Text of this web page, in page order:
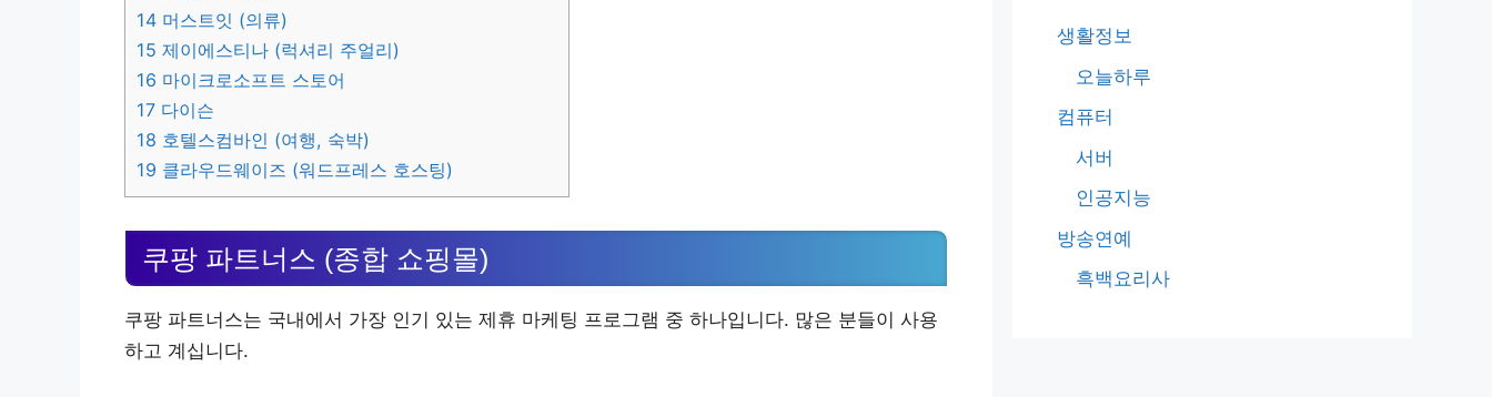
14 머스트잇 (의류)
15 제이에스티나 (럭셔리 주얼리)
16 마이크로소프트 스토어
17 다이슨
18 호텔스컴바인 (여행, 숙박)
19 클라우드웨이즈 (워드프레스 호스팅)
쿠팡 파트너스 (종합 쇼핑몰)
쿠팡 파트너스는 국내에서 가장 인기 있는 제휴 마케팅 프로그램 중 하나입니다. 많은 분들이 사용
하고 계십니다.
생활정보
오늘하루
컴퓨터
서버
인공지능
방송연예
흑백요리사